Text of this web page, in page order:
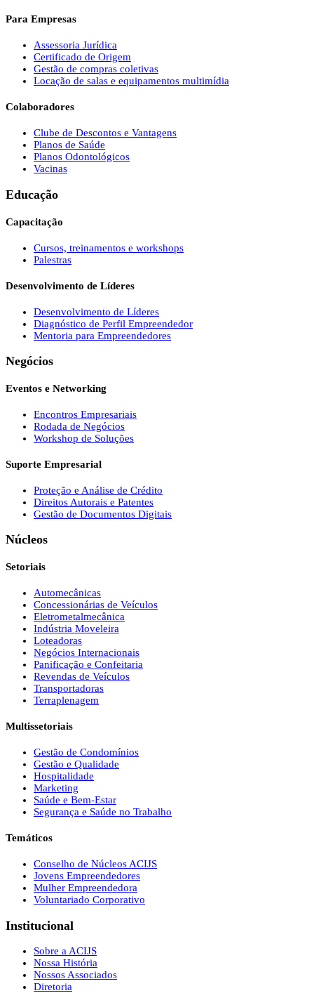
Para Empresas
Assessoria Jurídica
Certificado de Origem
Gestão de compras coletivas
Locação de salas e equipamentos multimídia
Colaboradores
Clube de Descontos e Vantagens
Planos de Saúde
Planos Odontológicos
Vacinas
Educação
Capacitação
Cursos, treinamentos e workshops
Palestras
Desenvolvimento de Líderes
Desenvolvimento de Líderes
Diagnóstico de Perfil Empreendedor
Mentoria para Empreendedores
Negócios
Eventos e Networking
Encontros Empresariais
Rodada de Negócios
Workshop de Soluções
Suporte Empresarial
Proteção e Análise de Crédito
Direitos Autorais e Patentes
Gestão de Documentos Digitais
Núcleos
Setoriais
Automecânicas
Concessionárias de Veículos
Eletrometalmecânica
Indústria Moveleira
Loteadoras
Negócios Internacionais
Panificação e Confeitaria
Revendas de Veículos
Transportadoras
Terraplenagem
Multissetoriais
Gestão de Condomínios
Gestão e Qualidade
Hospitalidade
Marketing
Saúde e Bem-Estar
Segurança e Saúde no Trabalho
Temáticos
Conselho de Núcleos ACIJS
Jovens Empreendedores
Mulher Empreendedora
Voluntariado Corporativo
Institucional
Sobre a ACIJS
Nossa História
Nossos Associados
Diretoria